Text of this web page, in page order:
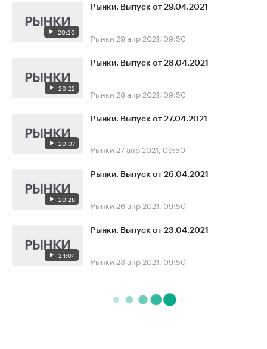
20:20
Рынки. Выпуск от 29.04.2021
Рынки 29 апр 2021, 09:50
20:22
Рынки. Выпуск от 28.04.2021
Рынки 28 апр 2021, 09:50
20:07
Рынки. Выпуск от 27.04.2021
Рынки 27 апр 2021, 09:50
20:28
Рынки. Выпуск от 26.04.2021
Рынки 26 апр 2021, 09:50
24:04
Рынки. Выпуск от 23.04.2021
Рынки 23 апр 2021, 09:50